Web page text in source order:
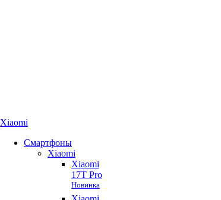
Xiaomi
Смартфоны
Xiaomi
Xiaomi
17T Pro
Новинка